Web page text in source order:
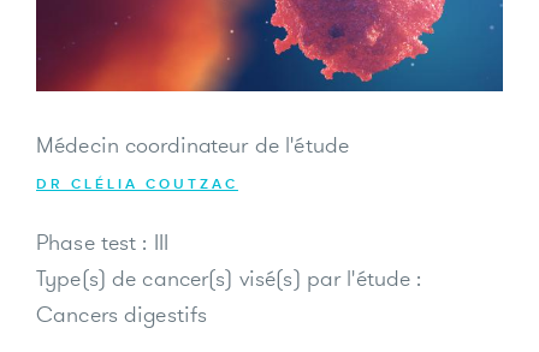
Actualités
Contacter l'équipe
Prendre rendez-vous
Médecin coordinateur de l'étude
DR CLÉLIA COUTZAC
Phase test : III
Type(s) de cancer(s) visé(s) par l'étude :
Cancers digestifs